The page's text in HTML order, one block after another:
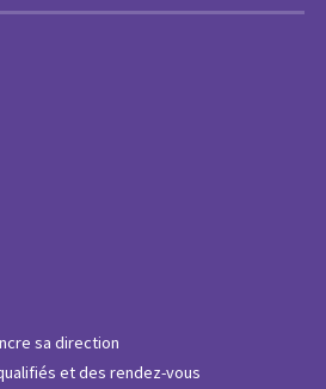
sa direction
et des rendez-vous